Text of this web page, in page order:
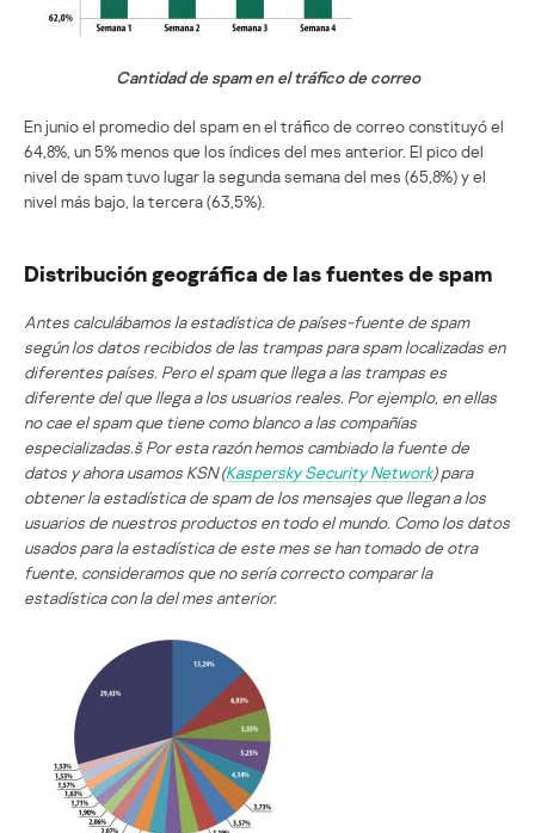
Cantidad de spam en el tráfico de correo
En junio el promedio del spam en el tráfico de correo constituyó el
64,8%, un 5% menos que los índices del mes anterior. El pico del
nivel de spam tuvo lugar la segunda semana del mes (65,8%) y el
nivel más bajo, la tercera (63,5%).
Distribución geográfica de las fuentes de spam
Antes calculábamos la estadística de países-fuente de spam
según los datos recibidos de las trampas para spam localizadas en
diferentes países. Pero el spam que llega a las trampas es
diferente del que llega a los usuarios reales. Por ejemplo, en ellas
no cae el spam que tiene como blanco a las compañías
especializadas.š Por esta razón hemos cambiado la fuente de
datos y ahora usamos KSN (Kaspersky Security Network) para
obtener la estadística de spam de los mensajes que llegan a los
usuarios de nuestros productos en todo el mundo. Como los datos
usados para la estadística de este mes se han tomado de otra
fuente, consideramos que no sería correcto comparar la
estadística con la del mes anterior.